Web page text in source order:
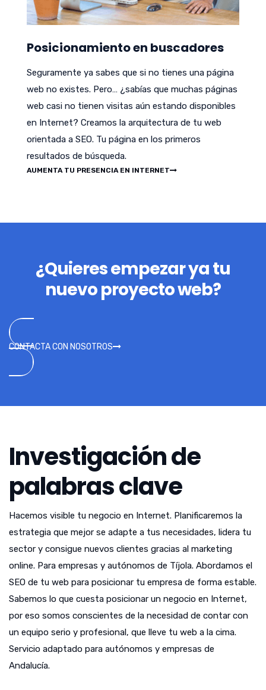
Posicionamiento en buscadores
Seguramente ya sabes que si no tienes una página
web no existes. Pero… ¿sabías que muchas páginas
web casi no tienen visitas aún estando disponibles
en Internet? Creamos la arquitectura de tu web
orientada a SEO. Tu página en los primeros
resultados de búsqueda.
AUMENTA TU PRESENCIA EN INTERNET
¿Quieres empezar ya tu
nuevo proyecto web?
CONTACTA CON NOSOTROS
Investigación de
palabras clave
Hacemos visible tu negocio en Internet. Planificaremos la
estrategia que mejor se adapte a tus necesidades, lidera tu
sector y consigue nuevos clientes gracias al marketing
online. Para empresas y autónomos de Tíjola. Abordamos el
SEO de tu web para posicionar tu empresa de forma estable.
Sabemos lo que cuesta posicionar un negocio en Internet,
por eso somos conscientes de la necesidad de contar con
un equipo serio y profesional, que lleve tu web a la cima.
Servicio adaptado para autónomos y empresas de
Andalucía.